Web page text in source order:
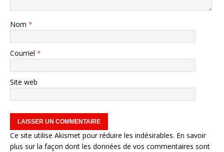
Nom *
Courriel *
Site web
Ce site utilise Akismet pour réduire les indésirables. En savoir
plus sur la façon dont les données de vos commentaires sont